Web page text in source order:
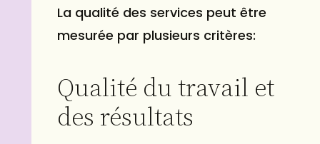
La qualité des services peut être
mesurée par plusieurs critères:
Qualité du travail et
des résultats